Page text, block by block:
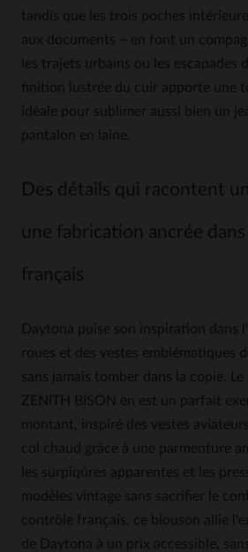
tandis que les trois poches
aux documents – en font un
les trajets urbains ou les escapades
finition lustrée du cuir apporte une
idéale pour sublimer aussi bien un
pantalon en laine.
Des détails qui racontent
une fabrication ancrée
français
Daytona puise son inspiration dans
roues et des vestes emblématiques
sans jamais tomber dans la copie.
ZENITH BISON en est un parfait
montant, inspiré des vestes
col chaud grâce à une parmenture
les surpiqûres apparentes et les
modèles vintage sans sacrifier le
contrôle français, ce blouson allie
de Daytona à un prix accessible,